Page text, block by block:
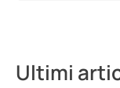
Ultimi